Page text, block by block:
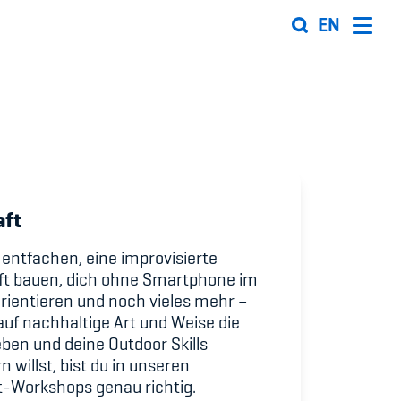
EN
Sport
Mitgliedervereine
Sponsoren und Partner
Netzwerk
entfachen, eine improvisierte
bauen, dich ohne Smartphone im
und noch vieles mehr –
nachhaltige Art und Weise die
und deine Outdoor Skills
willst, bist du in unseren
Workshops genau richtig.